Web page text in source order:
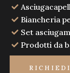
Biancheria
Set
Prodotti da